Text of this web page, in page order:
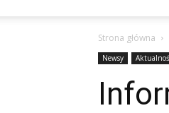
Strona główna
Newsy